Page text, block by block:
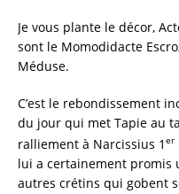
Je vous plante le décor,
sont le Momodidacte
Méduse.
C’est le rebondissement
du jour qui met Tapie au
ralliement à Narcissius 1 er
lui a certainement promis
autres crétins qui gobent